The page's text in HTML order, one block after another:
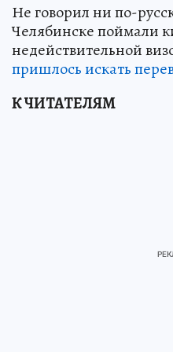
Не говорил ни по-
Челябинске поймали
недействительной
пришлось искать
К ЧИТАТЕЛЯМ